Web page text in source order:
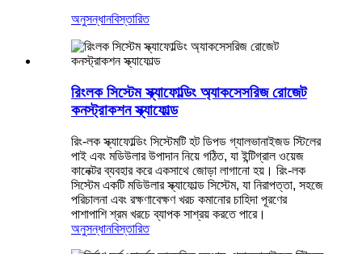
অনুসন্ধানবিস্তারিত
রিংলক সিস্টেম স্ক্যাফোল্ডিং অ্যাকসেসরিজ রোজেট
কনস্ট্রাকশন স্ক্যাফোল্ড
রিং-লক স্ক্যাফোল্ডিং সিস্টেমটি হট ডিপড গ্যালভানাইজড স্টিলের
পাই এবং মডিউলার উপাদান নিয়ে গঠিত, যা ইন্টিগ্রাল ওয়েজ
কানেক্টর ব্যবহার করে একসাথে জোড়া লাগানো হয়। রিং-লক
সিস্টেম একটি মডিউলার স্ক্যাফোল্ড সিস্টেম, যা নিরাপত্তা, সহজে
পরিচালনা এবং রক্ষণাবেক্ষণ খরচ কমানোর চাহিদা পূরণের
পাশাপাশি শ্রম খরচে ব্যাপক সাশ্রয় করতে পারে।
অনুসন্ধানবিস্তারিত